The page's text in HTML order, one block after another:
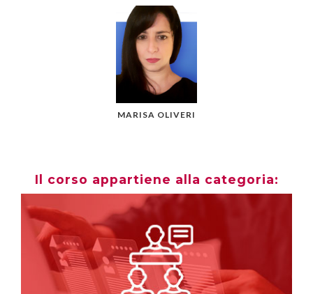
MARISA OLIVERI
Il corso appartiene alla categoria: